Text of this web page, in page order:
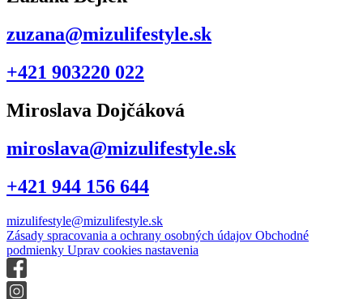
zuzana@mizulifestyle.sk
+421 903220 022
Miroslava Dojčáková
miroslava@mizulifestyle.sk
+421 944 156 644
mizulifestyle@mizulifestyle.sk
Zásady spracovania a ochrany osobných údajov Obchodné
podmienky Uprav cookies nastavenia